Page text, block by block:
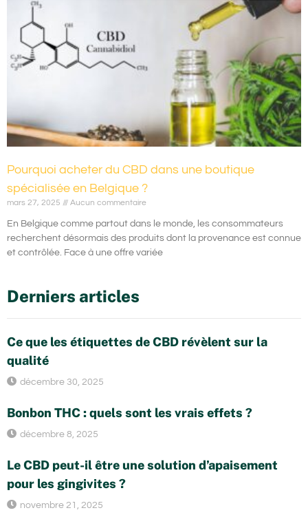
Pourquoi acheter du CBD dans une boutique
spécialisée en Belgique ?
mars 27, 2025 Aucun commentaire
En Belgique comme partout dans le monde, les consommateurs
recherchent désormais des produits dont la provenance est connue
et contrôlée. Face à une offre variée
Derniers articles
Ce que les étiquettes de CBD révèlent sur la
qualité
décembre 30, 2025
Bonbon THC : quels sont les vrais effets ?
décembre 8, 2025
Le CBD peut-il être une solution d’apaisement
pour les gingivites ?
novembre 21, 2025